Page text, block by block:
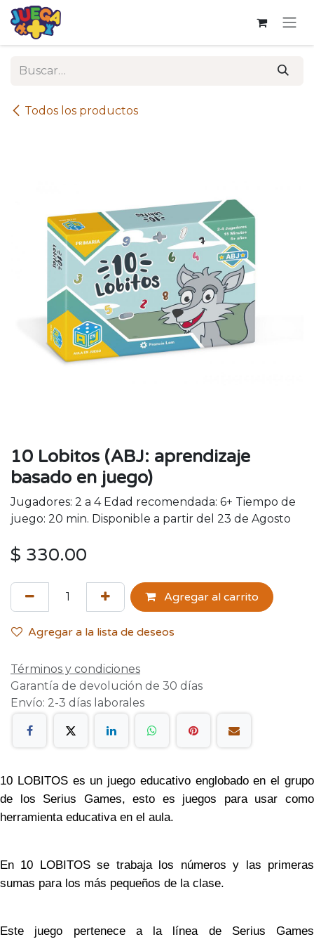
Ir al contenido
Todos los productos
10 Lobitos (ABJ: aprendizaje
basado en juego)
Jugadores: 2 a 4 Edad recomendada: 6+ Tiempo de
juego: 20 min. Disponible a partir del 23 de Agosto
$ 330.00
Agregar al carrito
Agregar a la lista de deseos
Términos y condiciones
Garantía de devolución de 30 días
Envío: 2-3 días laborales
10 LOBITOS es un juego educativo englobado en el grupo
de los Serius Games, esto es juegos para usar como
herramienta educativa en el aula.
En 10 LOBITOS se trabaja los números y las primeras
sumas para los más pequeños de la clase.
Este juego pertenece a la línea de Serius Games